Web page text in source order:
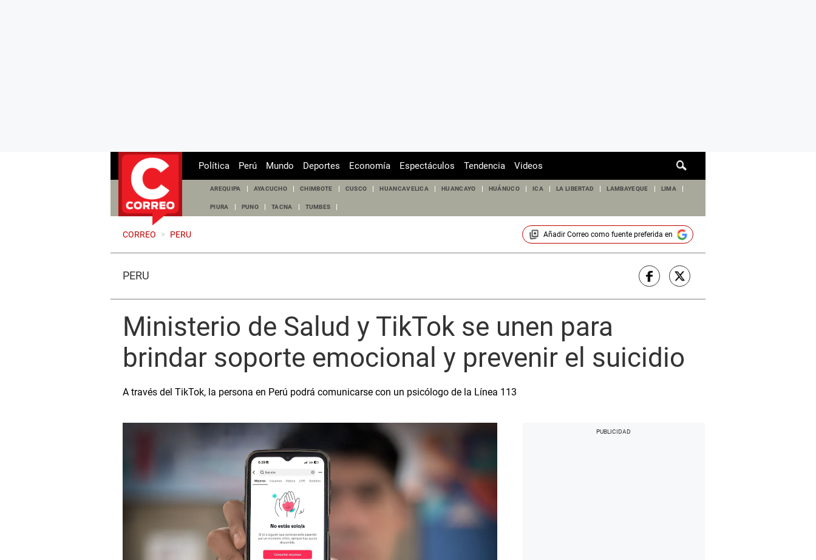
de
Política Perú Mundo Deportes Economía Espectáculos Tendencia Videos
AREQUIPA AYACUCHO CHIMBOTE CUSCO HUANCAVELICA HUANCAYO HUÁNUCO ICA LA LIBERTAD LAMBAYEQUE LIMA
PIURA PUNO TACNA TUMBES
CORREO > PERU Añadir Correocomo fuente preferida en
PERÚ
Ministerio de Salud y TikTok se unen para
brindar soporte emocional y prevenir el suicidio
A través del TikTok, la persona en Perú podrá comunicarse con un psicólogo de la Línea 113